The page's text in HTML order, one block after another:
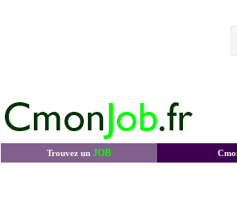
Trouvez un JOB